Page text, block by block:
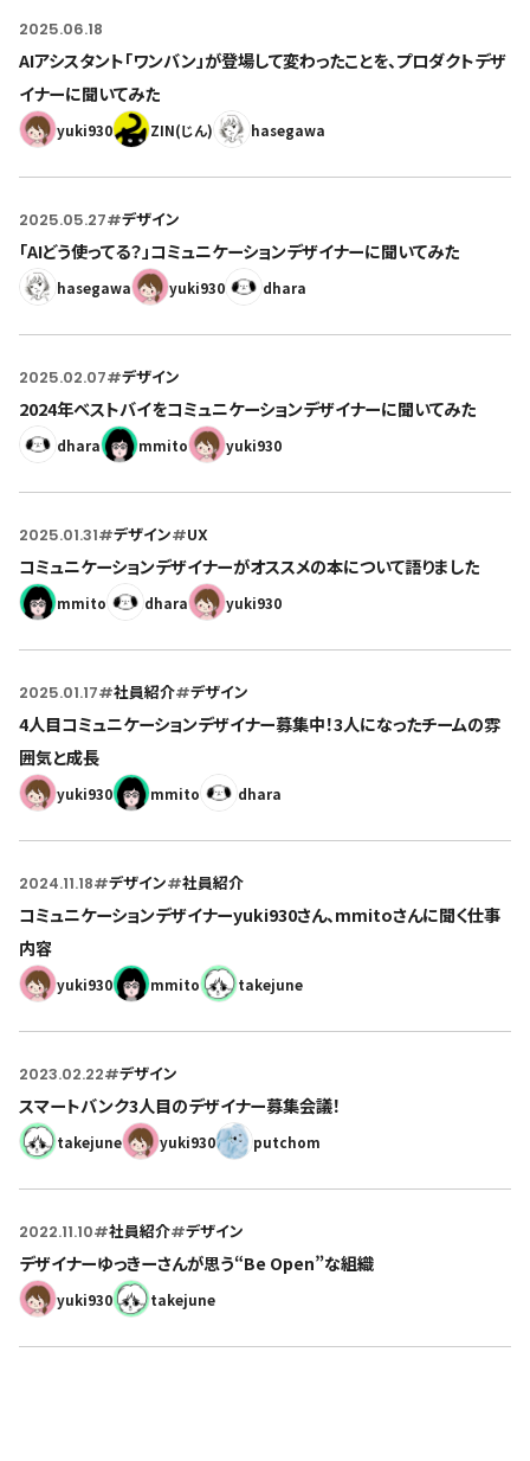
2025.06.18
AIアシスタント「ワンバン」が登場して変わったことを、プロダクトデザ
イナーに聞いてみた
yuki930 ZIN(じん) hasegawa
2025.05.27#デザイン
「AIどう使ってる？」コミュニケーションデザイナーに聞いてみた
hasegawa yuki930 dhara
2025.02.07#デザイン
2024年ベストバイをコミュニケーションデザイナーに聞いてみた
dhara mmito yuki930
2025.01.31#デザイン#UX
コミュニケーションデザイナーがオススメの本について語りました
mmito dhara yuki930
2025.01.17#社員紹介#デザイン
4人目コミュニケーションデザイナー募集中！3人になったチームの雰
囲気と成長
yuki930 mmito dhara
2024.11.18#デザイン#社員紹介
コミュニケーションデザイナーyuki930さん、mmitoさんに聞く仕事
内容
yuki930 mmito takejune
2023.02.22#デザイン
スマートバンク3人目のデザイナー募集会議！
takejune yuki930 putchom
2022.11.10#社員紹介#デザイン
デザイナーゆっきーさんが思う“Be Open”な組織
yuki930 takejune